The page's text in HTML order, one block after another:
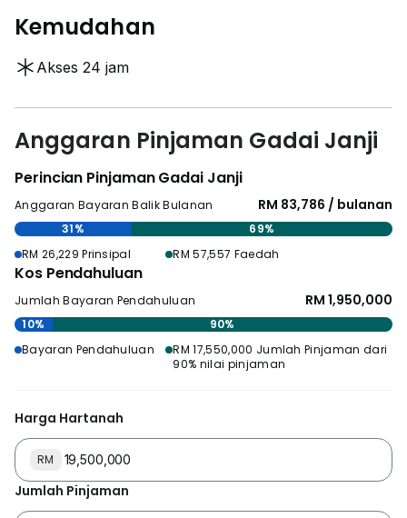
Kemudahan
Akses 24 jam
Anggaran Pinjaman Gadai Janji
Perincian Pinjaman Gadai Janji
Anggaran Bayaran Balik Bulanan RM 83,786 / bulanan
31%
69%
RM 26,229 Prinsipal
RM 57,557 Faedah
Kos Pendahuluan
Jumlah Bayaran Pendahuluan RM 1,950,000
10%
90%
Bayaran Pendahuluan
RM 17,550,000 Jumlah Pinjaman dari
90% nilai pinjaman
Harga Hartanah
RM
Jumlah Pinjaman